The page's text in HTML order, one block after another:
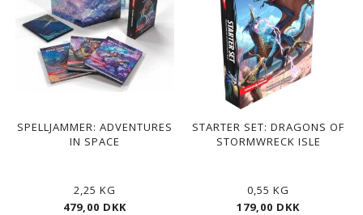
SPELLJAMMER: ADVENTURES
IN SPACE
2,25 KG
479,00 DKK
STARTER SET: DRAGONS OF
STORMWRECK ISLE
0,55 KG
179,00 DKK